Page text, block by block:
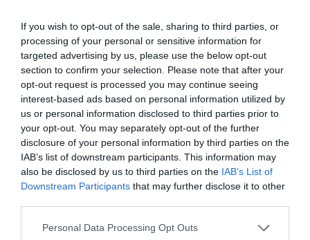
If you wish to opt-out of the sale, sharing to third parties, or
processing of your personal or sensitive information for
targeted advertising by us, please use the below opt-out
section to confirm your selection. Please note that after your
opt-out request is processed you may continue seeing
interest-based ads based on personal information utilized by
us or personal information disclosed to third parties prior to
your opt-out. You may separately opt-out of the further
disclosure of your personal information by third parties on the
IAB’s list of downstream participants. This information may
also be disclosed by us to third parties on the IAB’s List of
Downstream Participants that may further disclose it to other
Please note that this website/app uses one or more Google
Personal Data Processing Opt Outs
Γεωργιάδης για τα σπιτάκια
ανακύκλωσης: «Η γνωμοδότηση
της γραμματέως Θεσμών &
Διαφάνειας του ΠΑΣΟΚ
συμφωνεί ότι όλα έγιναν
σύννομα»
καταγγελίες του για τα «πράσινα σπιτάκια» θέτει ο